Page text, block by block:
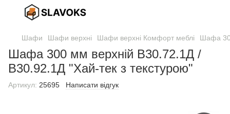
Шафи Шафи верхні Шафи верхні Комфорт меблі Шафа
Шафа 300 мм верхній В30.72.1Д /
В30.92.1Д "Хай-тек з текстурою"
Артикул: 25695 Написати відгук